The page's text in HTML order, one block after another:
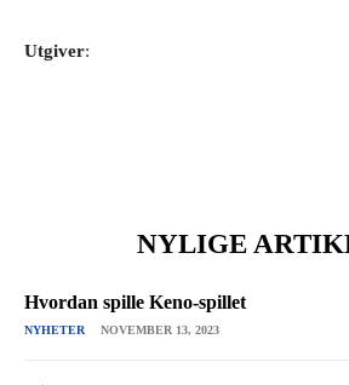
Utgiver:
NYLIGE
Hvordan spille Keno-spillet
NYHETER NOVEMBER 13, 2023